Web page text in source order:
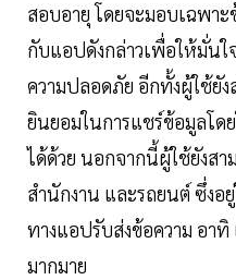
สอบอายุ โดยจะมอบเฉพา
กับแอปดังกล่าวเพื่อให้มั่นใ
ความปลอดภัย อีกทั้งผู้ใช้ยัง
ยินยอมในการแชร์ข้อมูลโด
ได้ด้วย นอกจากนี้ผู้ใช้ยังส
สำนักงาน และรถยนต์ ซึ่งอ
ทางแอปรับส่งข้อความ อา
มากมาย